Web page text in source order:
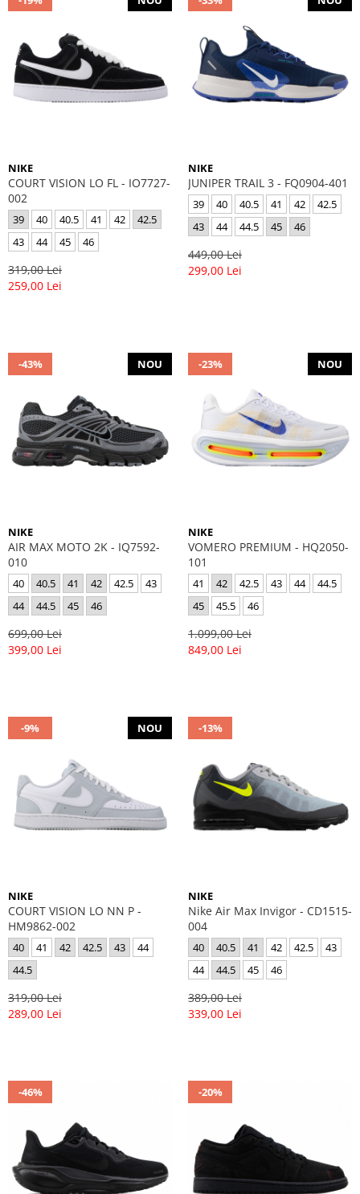
NIKE
COURT VISION LO FL - IO7727-
002
39 40 40.5 41 42
42.5
43
44 45 46
319,00 Lei
259,00 Lei
NIKE
JUNIPER TRAIL 3 - FQ0904-401
39 40 40.5 41 42
42.5
43
44 44.5 45 46
449,00 Lei
299,00 Lei
-43% NOU
NIKE
AIR MAX MOTO 2K - IQ7592-
010
40 40.5 41 42 42.5
43
44
44.5 45 46
699,00 Lei
399,00 Lei
-23% NOU
NIKE
VOMERO PREMIUM - HQ2050-
101
41 42 42.5 43 44
44.5
45
45.5 46
1.099,00 Lei
849,00 Lei
-9% NOU
NIKE
COURT VISION LO NN P -
HM9862-002
40 41 42 42.5 43
44
44.5
319,00 Lei
289,00 Lei
-13%
NIKE
Nike Air Max Invigor - CD1515-
004
40 40.5 41 42 42.5
43
44
44.5 45 46
389,00 Lei
339,00 Lei
-46% -20%